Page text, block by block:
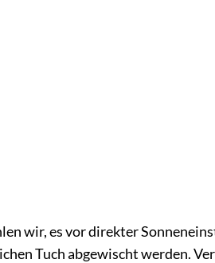
wir, es vor direkter
Tuch abgewischt werden.